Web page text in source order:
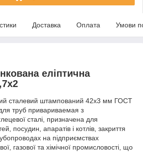
Доставка Оплата Умови
еліптична
сталевий штампований 42x3 мм ГОСТ
труб привариваемая з
сталі, призначена для
посудин, апаратів і котлів, закриття
на підприємствах
газової та хімічної промисловості, що